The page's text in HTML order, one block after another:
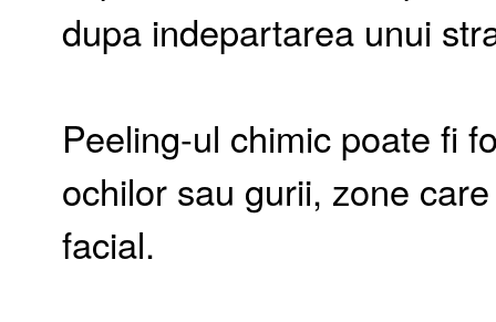
dupa indepartarea unui
Peeling-ul chimic poate fi
ochilor sau gurii, zone
facial.